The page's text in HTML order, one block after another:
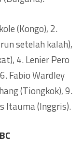
(Kongo), 2.
setelah kalah),
4. Lenier Pero
Fabio Wardley
(Tiongkok), 9.
Itauma (Inggris).